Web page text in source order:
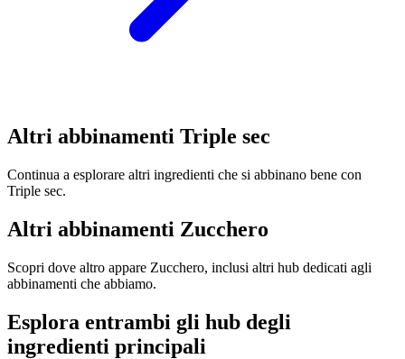
Altri abbinamenti Triple sec
Continua a esplorare altri ingredienti che si abbinano bene con
Triple sec.
Altri abbinamenti Zucchero
Scopri dove altro appare Zucchero, inclusi altri hub dedicati agli
abbinamenti che abbiamo.
Esplora entrambi gli hub degli
ingredienti principali